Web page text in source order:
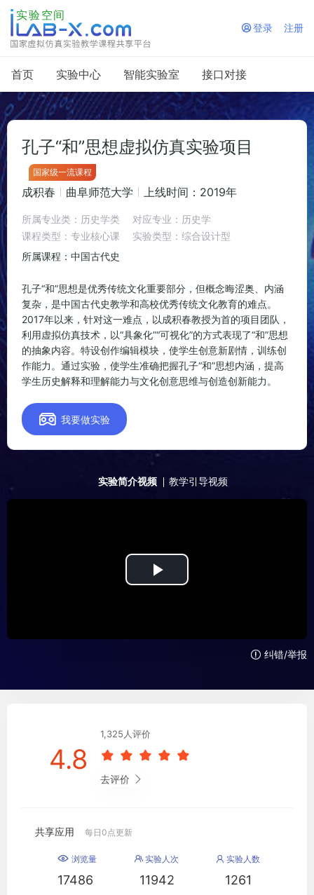
注册
登录
首页 实验中心 智能实验室 接口对接
孔子“和”思想虚拟仿真实验项目
国家级一流课程
成积春 曲阜师范大学 上线时间：2019年
所属专业类：历史学类
对应专业：历史学
课程类型：专业核心课
实验类型：综合设计型
所属课程：中国古代史
孔子“和”思想是优秀传统文化重要部分，但概念晦涩奥、内涵
复杂，是中国古代史教学和高校优秀传统文化教育的难点。
2017年以来，针对这一难点，以成积春教授为首的项目团队，
利用虚拟仿真技术，以“具象化”“可视化”的方式表现了“和”思想
的抽象内容。特设创作编辑模块，使学生创意新剧情，训练创
作能力。通过实验，使学生准确把握孔子“和”思想内涵，提高
学生历史解释和理解能力与文化创意思维与创造创新能力。
 我要做实验
实验简介视频 教学引导视频
Play
 纠错/举报
4.8
1,325人评价
    
去评价 
共享应用 每日0点更新
 浏览量
17486
 实验人次
11942
 实验人数
1261